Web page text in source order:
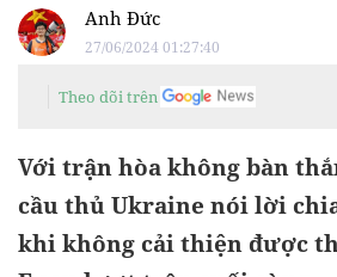
Anh Đức
27/06/2024 01:27:40
Theo dõi trên
Với trận hòa không bàn
cầu thủ Ukraine nói lời chia
khi không cải thiện được